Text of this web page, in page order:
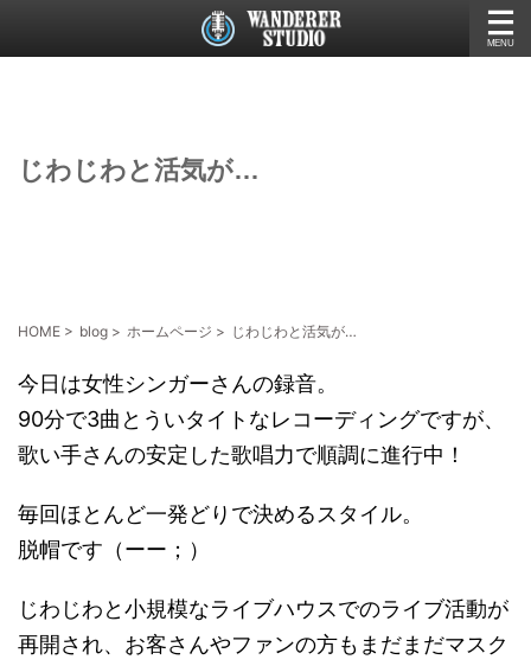
じわじわと活気が…
HOME > blog > ホームページ > じわじわと活気が…
今日は女性シンガーさんの録音。
90分で3曲とういタイトなレコーディングですが、
歌い手さんの安定した歌唱力で順調に進行中！
毎回ほとんど一発どりで決めるスタイル。
脱帽です（ーー；）
じわじわと小規模なライブハウスでのライブ活動が
再開され、お客さんやファンの方もまだまだマスク